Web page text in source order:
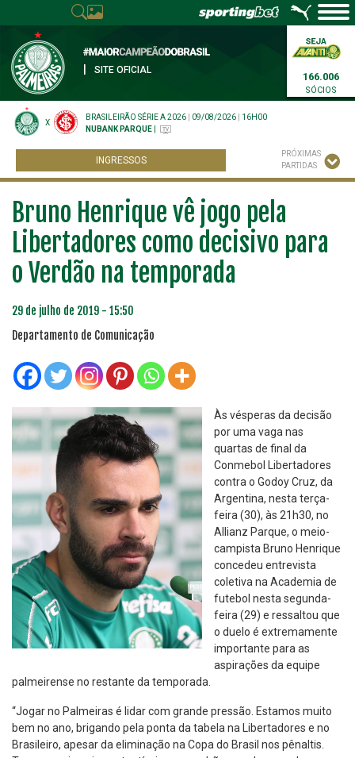
SITE OFICIAL
166.006
SÓCIOS
X
BRASILEIRÃO SÉRIE A 2026 09/08/2026
16H00
NUBANK PARQUE
INGRESSOS
PRÓXIMAS
PARTIDAS
Bruno Henrique vê jogo pela
Libertadores como decisivo para
o Verdão na temporada
29 de julho de 2019 - 15:50
Departamento de Comunicação
Às vésperas da decisão
por uma vaga nas
quartas de final da
Conmebol Libertadores
contra o Godoy Cruz, da
Argentina, nesta terça-
feira (30), às 21h30, no
Allianz Parque, o meio-
campista Bruno Henrique
concedeu entrevista
coletiva na Academia de
futebol nesta segunda-
feira (29) e ressaltou que
o duelo é extremamente
importante para as
aspirações da equipe
palmeirense no restante da temporada.
“Jogar no Palmeiras é lidar com grande pressão. Estamos muito
bem no ano, brigando pela ponta da tabela na Libertadores e no
Brasileiro, apesar da eliminação na Copa do Brasil nos pênaltis.